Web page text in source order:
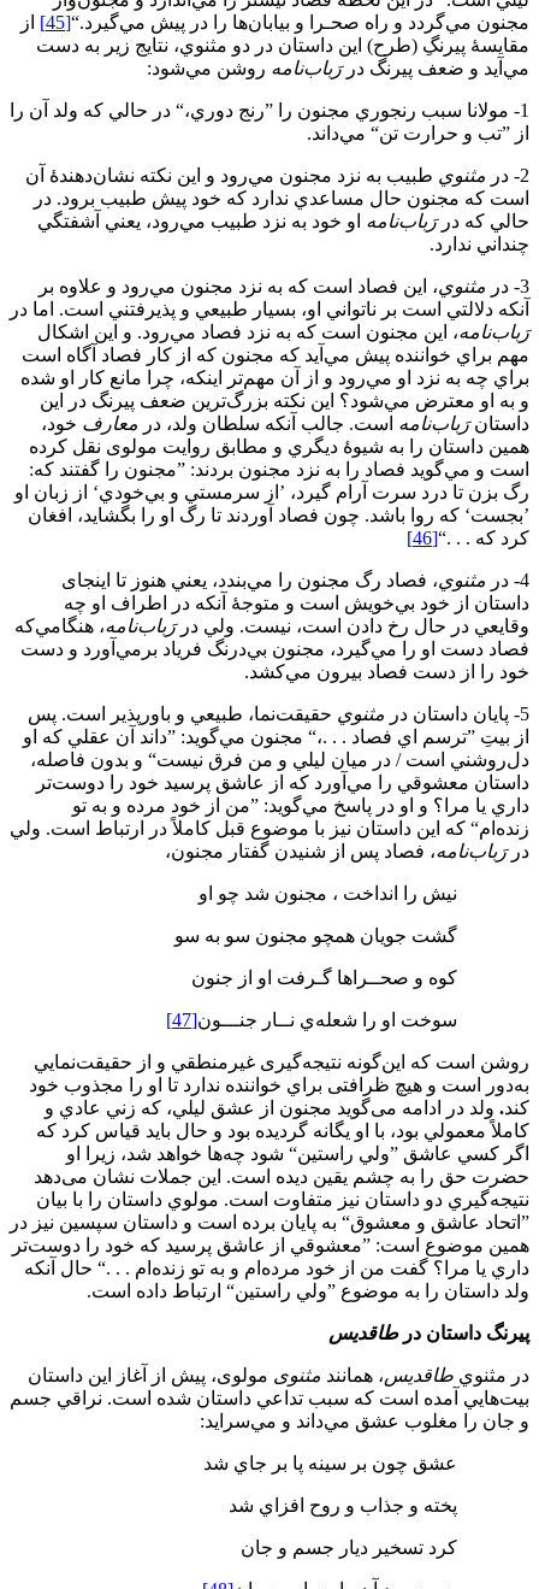
مجنون مي‌گردد و راه صحـرا و بيابان‌ها را در پيش مي‌گيرد.“[45]
از
مقايسۀ پيرنگِ (طرح) اين داستان در دو مثنوي، نتايج زیر به دست
مي‌آيد و ضعف پيرنگ دررَبابنامه روشن مي‌شود:
1- مولانا سبب رنجوري مجنون را ”رنج دوري،“ در حالي كه ولد آن را
از ”تب و حرارت تن“ مي‌داند.
2- در مثنوي طبيب به نزد مجنون مي‌رود و اين نكته نشان‌دهندۀ آن
است كه مجنون حال مساعدي ندارد كه خود پيش طبيب برود. در
حالي كه دررَبابنامه او خود به نزد طبيب مي‌رود، يعني آشفتگي
چنداني ندارد.
3- در مثنوي، اين فصاد است كه به نزد مجنون مي‌رود و علاوه بر
آنكه دلالتي است بر ناتواني او، بسيار طبيعي و پذيرفتني است. اما در
رَبابنامه، اين مجنون است كه به نزد فصاد مي‌رود. و اين اشكال
مهم براي خواننده پيش مي‌آيد كه مجنون كه از كار فصاد آگاه است
براي چه به نزد او مي‌رود و از آن مهم‌تر اینكه، چرا مانع كار او شده
و به او معترض مي‌شود؟ این نکته بزرگ‌ترين ضعف پيرنگ در اين
داستانرَبابنامه است. جالب آنكه سلطان ولد، در معارف خود،
همين داستان را به شيوۀ ديگري و مطابق روايت مولوی نقل کرده
است و مي‌گويد فصاد را به نزد مجنون بردند: ”مجنون را گفتند كه:
رگ ‌بزن تا درد سرت آرام گيرد، ’از سرمستي و بي‌خودي‘ از زبان او
’بجست‘ كه روا باشد. چون فصاد آوردند تا رگ او را بگشايد، افغان
كرد كه . . .“[46]
4- در مثنوي، فصاد رگ مجنون را مي‌بندد، يعني هنوز تا اينجای
داستان از خود بي‌خويش است و متوجۀ آنكه در اطراف او چه
وقايعي در حال رخ دادن است، نيست. ولي دررَبابنامه، هنگامي‌كه
فصاد دست او را مي‌گيرد، مجنون بي‌درنگ فرياد برمي‌آورد و دست
خود را از دست فصاد بيرون مي‌كشد.
5- پايان داستان در مثنوي حقیقت‌نما، طبيعي و باورپذير است. پس
از بيتِ ”ترسم اي فصاد . . .،“ مجنون مي‌گويد: ”داند آن عقلي كه او
دل‌روشني است / در ميان ليلي و من فرق نيست“ و بدون فاصله،
داستان معشوقي را مي‌آورد كه از عاشق پرسيد خود را دوست‌تر
داري يا مرا؟ و او در پاسخ مي‌گويد: ”من از خود مرده‌ و به تو
زنده‌ام“ كه اين داستان نيز با موضوع قبل كاملاً در ارتباط است. ولي
دررَبابنامه، فصاد پس از شنيدن گفتار مجنون،
نيش را انداخت ، مجنون شد چو او
گشت جويان همچو مجنون سو به سو
كوه و صحــراها گـرفت او از جنون
سوخت او را شعله‌ي نــار جنـــون[47]
روشن است که اين‌گونه نتیجه‌گیری غيرمنطقي و از حقيقت‌نمايي
به‌دور است و هيچ ظرافتی براي خواننده ندارد تا او را مجذوب خود
كند. ولد در ادامه می‌‌گويد مجنون از عشق ليلي، كه زني عادي و
كاملاً معمولي بود، با او يگانه گرديده بود و حال بايد قياس کرد كه
اگر كسي عاشق ”ولي راستين“ شود چه‌ها خواهد شد، زيرا او
حضرت حق را به چشم يقين ديده است. اين جملات نشان می‌دهد
نتيجه‌گيري دو داستان نيز متفاوت است. مولوي داستان را با بيان
”اتحاد عاشق و معشوق“ به پايان برده است و داستان سپسين نيز در
همين موضوع است: ”معشوقي از عاشق پرسيد كه خود را دوست‌تر
داري يا مرا؟ گفت من از خود مرده‌ام و به تو زنده‌ام . . .“ حال آنكه
ولد داستان را به موضوع ”ولي راستين“ ارتباط داده است.
پيرنگ داستان درطاقديس
در مثنوي طاقديس، همانند مثنوی مولوی، پیش از آغاز اين داستان
بيت‌هايي آمده است كه سبب تداعي داستان شده است. نراقي جسم
و جان را مغلوب عشق مي‌داند و مي‌سرايد:
عشق چون بر سينه پا بر جاي شد
پخته و جذاب و روح افزاي شد
كرد تسخير ديار جسم و جان